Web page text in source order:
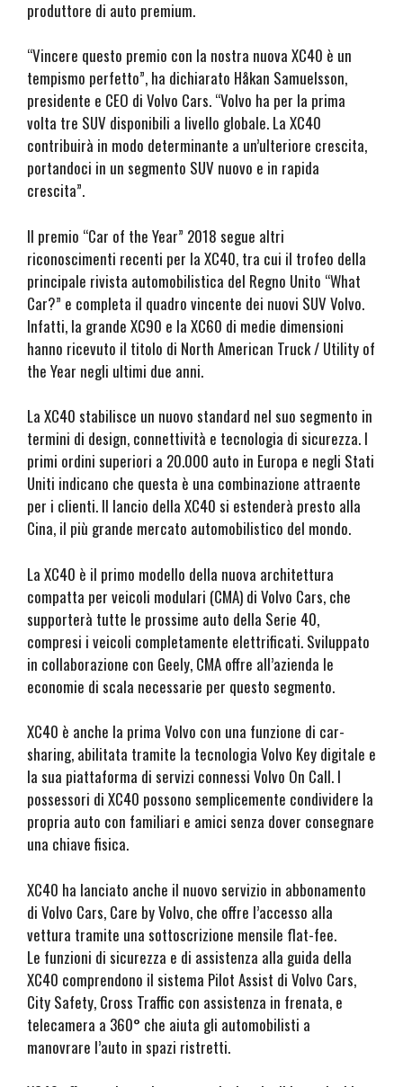
produttore di auto premium.
“Vincere questo premio con la nostra nuova XC40 è un
tempismo perfetto”, ha dichiarato Håkan Samuelsson,
presidente e CEO di Volvo Cars. “Volvo ha per la prima
volta tre SUV disponibili a livello globale. La XC40
contribuirà in modo determinante a un’ulteriore crescita,
portandoci in un segmento SUV nuovo e in rapida
crescita”.
Il premio “Car of the Year” 2018 segue altri
riconoscimenti recenti per la XC40, tra cui il trofeo della
principale rivista automobilistica del Regno Unito “What
Car?” e completa il quadro vincente dei nuovi SUV Volvo.
Infatti, la grande XC90 e la XC60 di medie dimensioni
hanno ricevuto il titolo di North American Truck / Utility of
the Year negli ultimi due anni.
La XC40 stabilisce un nuovo standard nel suo segmento in
termini di design, connettività e tecnologia di sicurezza. I
primi ordini superiori a 20.000 auto in Europa e negli Stati
Uniti indicano che questa è una combinazione attraente
per i clienti. Il lancio della XC40 si estenderà presto alla
Cina, il più grande mercato automobilistico del mondo.
La XC40 è il primo modello della nuova architettura
compatta per veicoli modulari (CMA) di Volvo Cars, che
supporterà tutte le prossime auto della Serie 40,
compresi i veicoli completamente elettrificati. Sviluppato
in collaborazione con Geely, CMA offre all’azienda le
economie di scala necessarie per questo segmento.
XC40 è anche la prima Volvo con una funzione di car-
sharing, abilitata tramite la tecnologia Volvo Key digitale e
la sua piattaforma di servizi connessi Volvo On Call. I
possessori di XC40 possono semplicemente condividere la
propria auto con familiari e amici senza dover consegnare
una chiave fisica.
XC40 ha lanciato anche il nuovo servizio in abbonamento
di Volvo Cars, Care by Volvo, che offre l’accesso alla
vettura tramite una sottoscrizione mensile flat-fee.
Le funzioni di sicurezza e di assistenza alla guida della
XC40 comprendono il sistema Pilot Assist di Volvo Cars,
City Safety, Cross Traffic con assistenza in frenata, e
telecamera a 360° che aiuta gli automobilisti a
manovrare l’auto in spazi ristretti.